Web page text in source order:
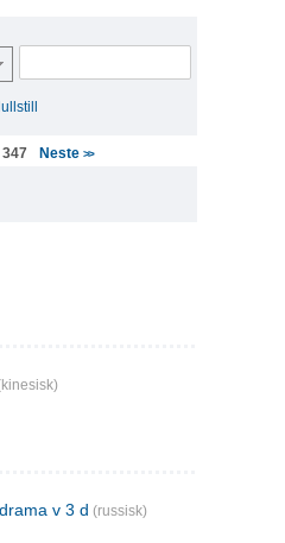
Neste >>
v 3 d (russisk)